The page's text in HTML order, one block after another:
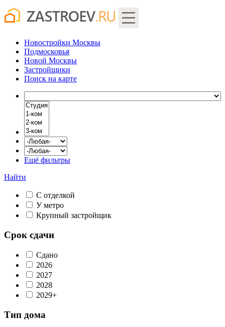
Новостройки Москвы
Подмосковья
Новой Москвы
Застройщики
Поиск на карте
Ещё фильтры
Найти
С отделкой
У метро
Крупный застройщик
Срок сдачи
Сдано
2026
2027
2028
2029+
Тип дома